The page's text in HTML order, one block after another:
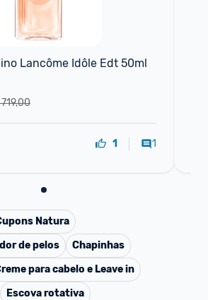
Lancôme Idôle Edt 50ml
1 1
Natura
de pelos
Chapinhas
para cabelo e Leave in
Escova rotativa